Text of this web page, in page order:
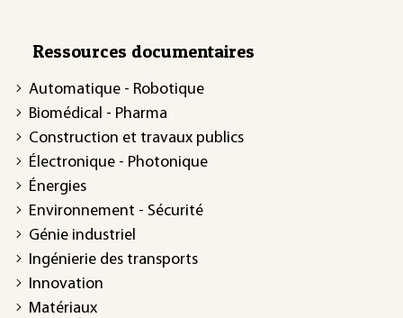
Ressources documentaires
Automatique - Robotique
Biomédical - Pharma
Construction et travaux publics
Électronique - Photonique
Énergies
Environnement - Sécurité
Génie industriel
Ingénierie des transports
Innovation
Matériaux